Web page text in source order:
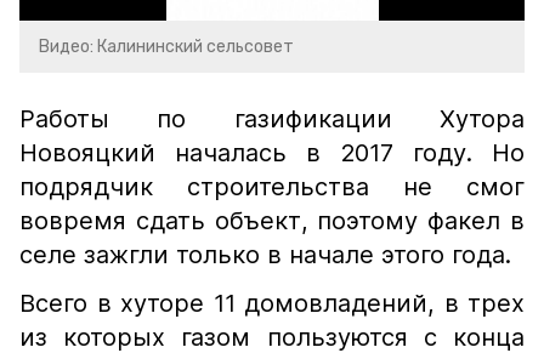
Видео: Калининский сельсовет
Работы по газификации Хутора
Новояцкий началась в 2017 году. Но
подрядчик строительства не смог
вовремя сдать объект, поэтому факел в
селе зажгли только в начале этого года.
Всего в хуторе 11 домовладений, в трех
из которых газом пользуются с конца